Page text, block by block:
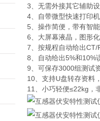
3、无需外接其它辅助
4、自带微型快速打印
5、操作简便，带有智
6、大屏幕液晶，图形
7、按规程自动给出
8、自动给出5%和10%
9、可保存3000组测试
10、支持U盘转存资料
11、小巧轻便≤22kg，